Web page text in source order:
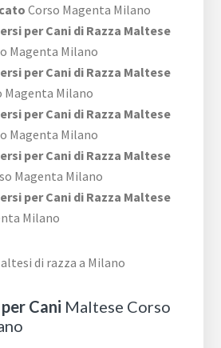
Corso Magenta Milano
per Cani di Razza Maltese
Magenta Milano
per Cani di Razza Maltese
Magenta Milano
per Cani di Razza Maltese
Magenta Milano
per Cani di Razza Maltese
Magenta Milano
per Cani di Razza Maltese
Milano
Cani Maltese Corso